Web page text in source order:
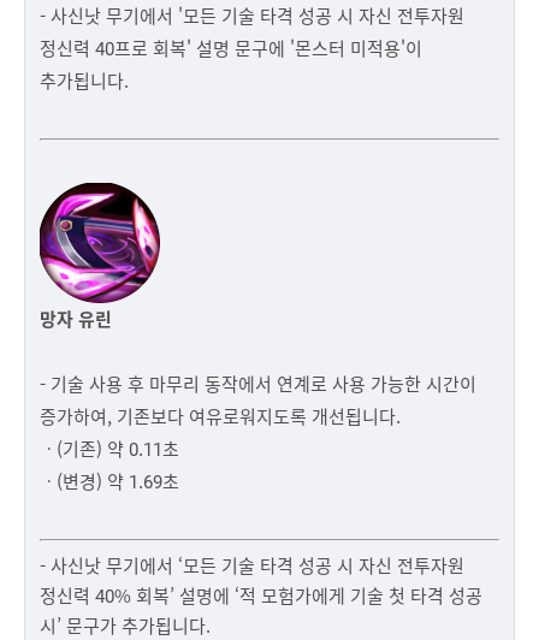
- 사신낫 무기에서 '모든 기술 타격 성공 시 자신 전투자원
정신력 40프로 회복' 설명 문구에 '몬스터 미적용'이
추가됩니다.
망자 유린
- 기술 사용 후 마무리 동작에서 연계로 사용 가능한 시간이
증가하여, 기존보다 여유로워지도록 개선됩니다.
ㆍ(기존) 약 0.11초
ㆍ(변경) 약 1.69초
- 사신낫 무기에서 ‘모든 기술 타격 성공 시 자신 전투자원
정신력 40% 회복’ 설명에 ‘적 모험가에게 기술 첫 타격 성공
시’ 문구가 추가됩니다.